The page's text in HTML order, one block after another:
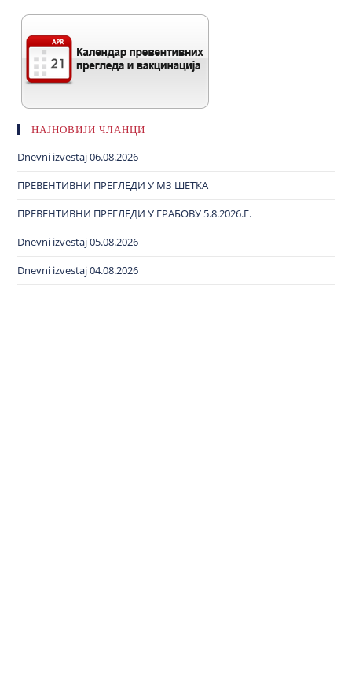
НАЈНОВИЈИ ЧЛАНЦИ
Dnevni izvestaj 06.08.2026
ПРЕВЕНТИВНИ ПРЕГЛЕДИ У МЗ ШЕТКА
ПРЕВЕНТИВНИ ПРЕГЛЕДИ У ГРАБОВУ 5.8.2026.Г.
Dnevni izvestaj 05.08.2026
Dnevni izvestaj 04.08.2026